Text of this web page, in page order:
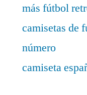
más fútbol
camisetas de
número
camiseta